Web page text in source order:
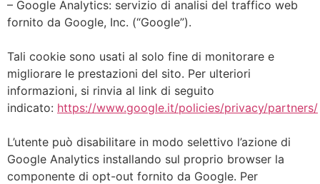
– Google Analytics: servizio di analisi del traffico web
fornito da Google, Inc. (“Google”).
Tali cookie sono usati al solo fine di monitorare e
migliorare le prestazioni del sito. Per ulteriori
informazioni, si rinvia al link di seguito
indicato: https://www.google.it/policies/privacy/partners/
L’utente può disabilitare in modo selettivo l’azione di
Google Analytics installando sul proprio browser la
componente di opt-out fornito da Google. Per